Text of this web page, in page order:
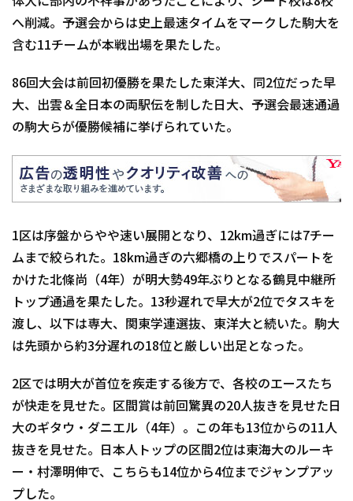
へ削減。 予選会からは史上最速タイムをマークした駒大を
含む11チームが本戦出場を果たした。
86回大会は前回初優勝を果たした東洋大、同2位だった早
大、出雲＆全日本の両駅伝を制した日大、予選会最速通過
の駒大らが優勝候補に挙げられていた。
1区は序盤からやや速い展開となり、12km過ぎには7チー
ムまで絞られた。18km過ぎの六郷橋の上りでスパートを
かけた北條尚（4年）が明大勢49年ぶりとなる鶴見中継所
トップ通過を果た した。13秒遅れで早大が2位でタスキを
渡し、以下は専大、
関東学連選抜、東洋大と続いた。駒大
は先頭から約3分遅れの18位と厳しい出足となった。
2区では明大が首位を疾走する後方で、 各校のエースたち
が快走を見せた。区間賞は前回驚異の20人抜きを見せた日
大のギタウ・ダニエル（4年）。この年も13位からの11人
抜きを見せた。日本人トップの区間2位は東海大のルーキ
ー ・村澤明伸で、こちらも14位から4位までジャンプアッ
プした。